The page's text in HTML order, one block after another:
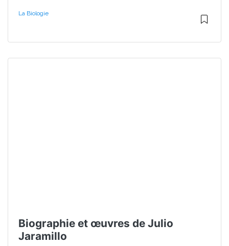
La Biologie
Biographie et œuvres de Julio
Jaramillo